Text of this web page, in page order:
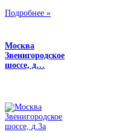
Подробнее »
Москва
Звенигородское
шоссе, д…